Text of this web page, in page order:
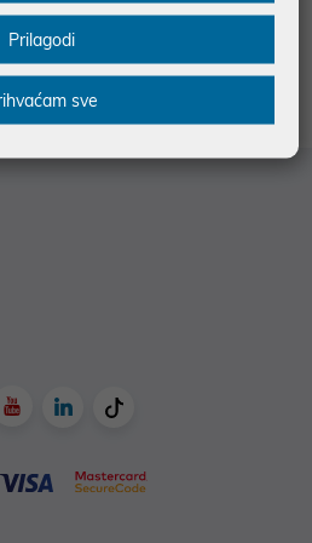
Toshiba, Lenovo i mnogih drugih
Prilagodi
sve